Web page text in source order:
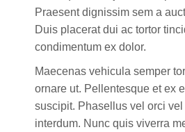
Praesent dignissim sem a
Duis placerat dui ac tortor
condimentum ex dolor.
Maecenas vehicula semper
ornare ut. Pellentesque et ex
suscipit. Phasellus vel orci
interdum. Nunc quis viverra